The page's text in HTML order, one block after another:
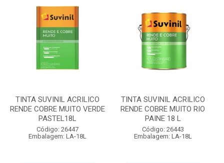
TINTA SUVINIL ACRILICO
RENDE COBRE MUITO VERDE
PASTEL18L
Código: 26447
Embalagem: LA-18L
TINTA SUVINIL ACRILICO
RENDE COBRE MUITO RIO
PAINE 18 L
Código: 26443
Embalagem: LA-18L